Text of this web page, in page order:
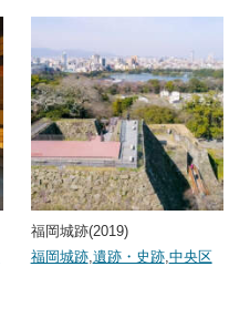
福岡城跡(2019)
福岡城跡, 遺跡・史跡, 中央区